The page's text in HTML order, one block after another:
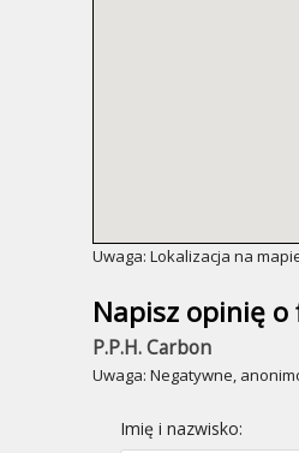
Uwaga: Lokalizacja na
Napisz opinię o
P.P.H. Carbon
Uwaga: Negatywne,
Imię i nazwisko: